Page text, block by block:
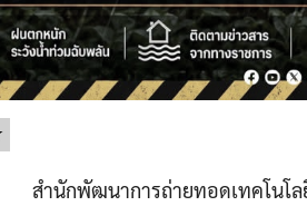
สำนักพัฒนาการถ่ายทอดเทคโนโล